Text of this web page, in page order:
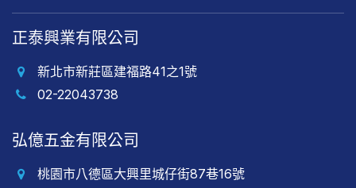
正泰興業有限公司
新北市新莊區建福路41之1號
02-22043738
弘億五金有限公司
桃園市八德區大興里城仔街87巷16號